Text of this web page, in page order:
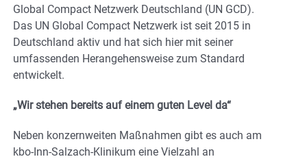
Global Compact Netzwerk Deutschland (UN GCD).
Das UN Global Compact Netzwerk ist seit 2015 in
Deutschland aktiv und hat sich hier mit seiner
umfassenden Herangehensweise zum Standard
entwickelt.
„Wir stehen bereits auf einem guten Level da“
Neben konzernweiten Maßnahmen gibt es auch am
kbo-Inn-Salzach-Klinikum eine Vielzahl an